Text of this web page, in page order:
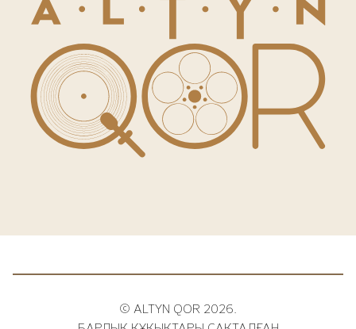
© ALTYN QOR 2026.